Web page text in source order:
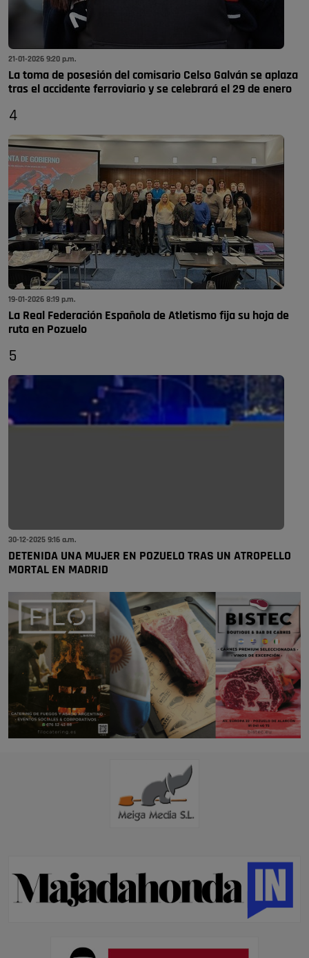
21-01-2026 9:20 p.m.
La toma de posesión del comisario Celso Galván se aplaza
tras el accidente ferroviario y se celebrará el 29 de enero
4
19-01-2026 8:19 p.m.
La Real Federación Española de Atletismo fija su hoja de
ruta en Pozuelo
5
30-12-2025 9:16 a.m.
DETENIDA UNA MUJER EN POZUELO TRAS UN ATROPELLO
MORTAL EN MADRID